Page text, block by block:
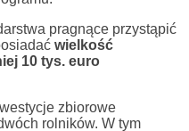
pragnące przystąpić
wielkość
10 tys. euro
zbiorowe
rolników. W tym